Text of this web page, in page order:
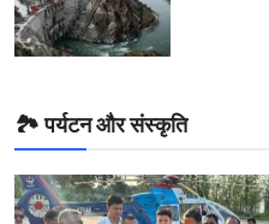
🏞️ पर्यटन और संस्कृति